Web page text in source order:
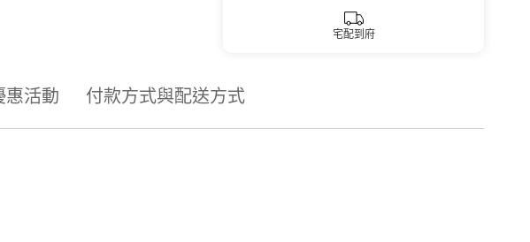
宅配到府
惠活動 付款方式與配送方式